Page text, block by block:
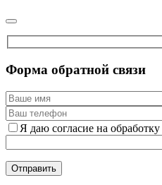
Форма обратной связи
Я даю согласие на обработку